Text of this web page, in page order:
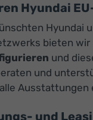
Hyundai
Hyundai
bieten
und
und
und